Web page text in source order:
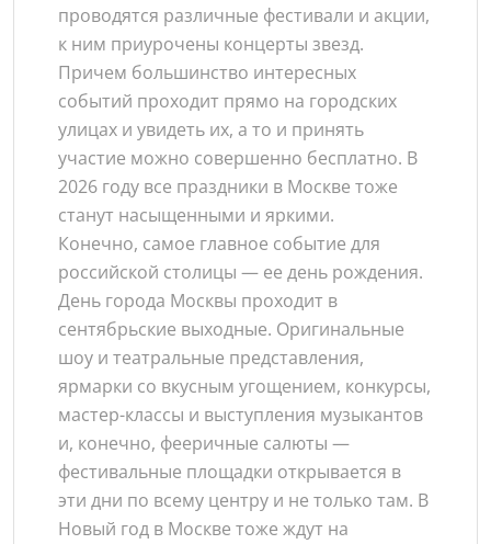
проводятся различные фестивали и акции,
к ним приурочены концерты звезд.
Причем большинство интересных
событий проходит прямо на городских
улицах и увидеть их, а то и принять
участие можно совершенно бесплатно. В
2026 году все праздники в Москве тоже
станут насыщенными и яркими.
Конечно, самое главное событие для
российской столицы — ее день рождения.
День города Москвы проходит в
сентябрьские выходные. Оригинальные
шоу и театральные представления,
ярмарки со вкусным угощением, конкурсы,
мастер-классы и выступления музыкантов
и, конечно, фееричные салюты —
фестивальные площадки открывается в
эти дни по всему центру и не только там. В
Новый год в Москве тоже ждут на